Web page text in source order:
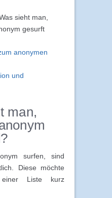
sieht man,
gesurft
anonymen
und
man,
surfen, sind
Diese möchte
Liste kurz